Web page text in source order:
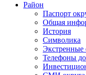
Район
Паспорт
Общая
История
Символика
Телефоны